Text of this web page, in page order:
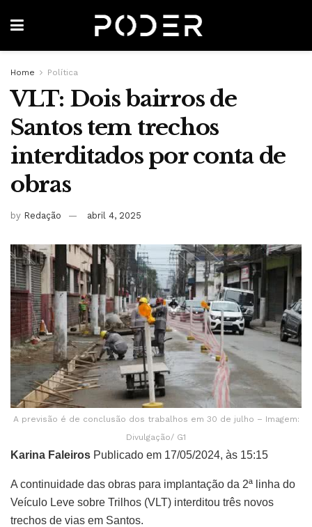
Home Política
VLT: Dois bairros de
Santos tem trechos
interditados por conta de
obras
by Redação abril 4, 2025
A previsão é de conclusão dos trabalhos em 30 de julho – Imagem:
Divulgação/ G1
Karina Faleiros Publicado em 17/05/2024, às 15:15
A continuidade das obras para implantação da 2ª linha do
Veículo Leve sobre Trilhos (VLT) interditou três novos
trechos de vias em Santos.